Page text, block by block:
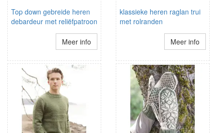
Top down gebreide heren
debardeur met reliëfpatroon
Meer info
klassieke heren raglan trui
met rolranden
Meer info